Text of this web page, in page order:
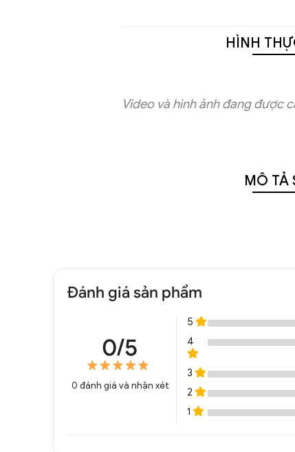
HÌNH
Video và hình ảnh đang được
MÔ TẢ
Đánh giá sản phẩm
0/5
0 đánh giá và nhận xét
5
4
3
2
1